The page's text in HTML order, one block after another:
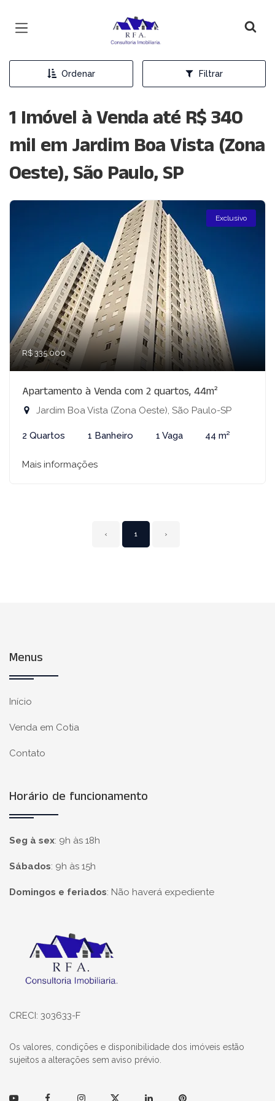
Página inicial
Ordenar Filtrar
1 Imóvel à Venda até R$ 340
mil em Jardim Boa Vista (Zona
Oeste), São Paulo, SP
Exclusivo
R$ 335.000
Apartamento à Venda com 2 quartos, 44m²
Jardim Boa Vista (Zona Oeste), São Paulo-SP
2 Quartos 1 Banheiro 1 Vaga 44 m²
Mais informações
‹ 1 ›
Menus
Início
Venda em Cotia
Contato
Horário de funcionamento
Seg à sex: 9h às 18h
Sábados: 9h às 15h
Domingos e feriados: Não haverá expediente
Página inicial
CRECI: 303633-F
Os valores, condições e disponibilidade dos imóveis estão
sujeitos a alterações sem aviso prévio.
YoutubeFacebookInstagramTwitter LinkedinPinterest